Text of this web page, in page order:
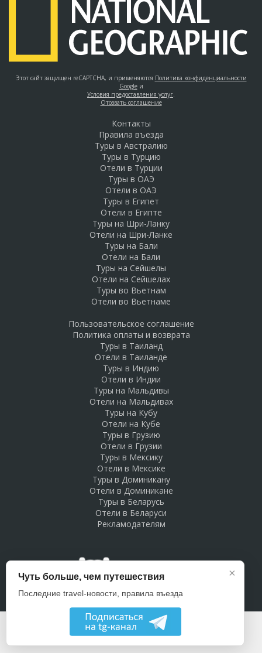
Этот сайт защищен reCAPTCHA, и применяются Политика конфиденциальности
Googleи
Условия предоставления услуг.
Отозвать соглашение
Контакты
Правила въезда
Туры в Австралию
Туры в Турцию
Отели в Турции
Туры в ОАЭ
Отели в ОАЭ
Туры в Египет
Отели в Египте
Туры на Шри-Ланку
Отели на Шри-Ланке
Туры на Бали
Отели на Бали
Туры на Сейшелы
Отели на Сейшелах
Туры во Вьетнам
Отели во Вьетнаме
Пользовательское соглашение
Политика оплаты и возврата
Туры в Таиланд
Отели в Таиланде
Туры в Индию
Отели в Индии
Туры на Мальдивы
Отели на Мальдивах
Туры на Кубу
Отели на Кубе
Туры в Грузию
Отели в Грузии
Туры в Мексику
Отели в Мексике
Туры в Доминикану
Отели в Доминикане
Туры в Беларусь
Отели в Беларуси
Рекламодателям
×
Чуть больше, чем путешествия
Последние travel-новости, правила въезда